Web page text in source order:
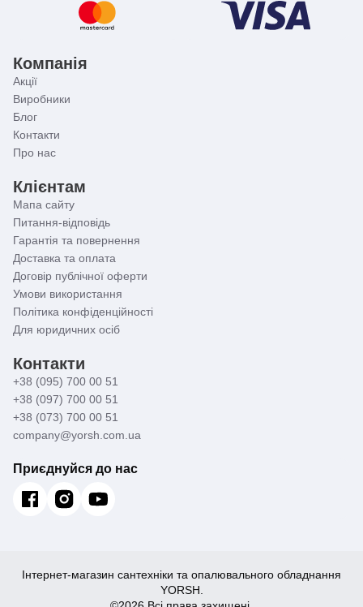
Компанія
Акції
Виробники
Блог
Контакти
Про нас
Клієнтам
Мапа сайту
Питання-відповідь
Гарантія та повернення
Доставка та оплата
Договір публічної оферти
Умови використання
Політика конфіденційності
Для юридичних осіб
Контакти
+38 (095) 700 00 51
+38 (097) 700 00 51
+38 (073) 700 00 51
company@yorsh.com.ua
Приєднуйся до нас
Інтернет-магазин сантехніки та опалювального обладнання
YORSH.